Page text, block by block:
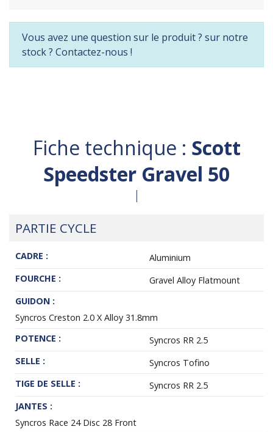
Vous avez une question sur le produit ? sur notre
stock ? Contactez-nous !
Fiche technique : Scott
Speedster Gravel 50
PARTIE CYCLE
CADRE :
Aluminium
FOURCHE :
Gravel Alloy Flatmount
GUIDON :
Syncros Creston 2.0 X Alloy 31.8mm
POTENCE :
Syncros RR 2.5
SELLE :
Syncros Tofino
TIGE DE SELLE :
Syncros RR 2.5
JANTES :
Syncros Race 24 Disc 28 Front